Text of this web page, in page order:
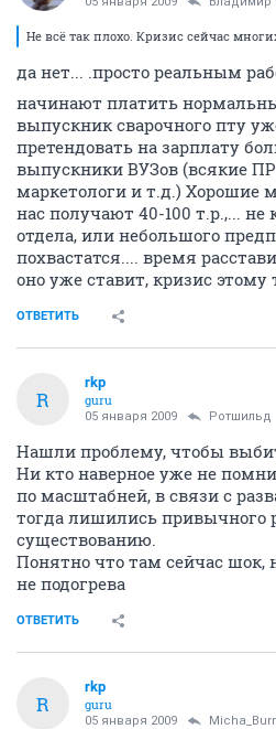
Не всё так плохо. Кризис сейчас
да нет... .просто реальным
начинают платить
выпускник сварочного пту
претендовать на зарплату
выпускники ВУЗов (всякие
маркетологи и т.д.) Хорошие
нас получают 40-100 т.р.,...
отдела, или небольшого
похвастатся.... время
оно уже ставит, кризис
ОТВЕТИТЬ
R
rkp
guru
05 января 2009 Ротшильд
Нашли проблему, чтобы
Ни кто наверное уже не
по масштабней, в связи с
тогда лишились привычного
существованию.
Понятно что там сейчас шок,
не подогрева
ОТВЕТИТЬ
R
rkp
guru
05 января 2009